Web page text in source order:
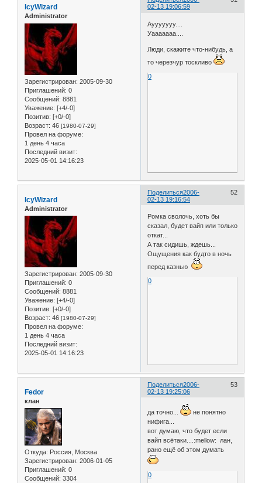
02-13 19:06:59
IcyWizard
Administrator
Зарегистрирован: 2005-09-30
Приглашений: 0
Сообщений: 8881
Уважение: [+4/-0]
Позитив: [+0/-0]
Возраст: 46 [1980-07-29]
Провел на форуме:
1 день 4 часа
Последний визит:
2025-05-01 14:16:23
Аууууууу....
Уааааааа....
Люди, скажите что-нибудь, а
то черезчур тоскливо
0
Поделиться 52
2006-
02-13 19:16:54
IcyWizard
Administrator
Зарегистрирован: 2005-09-30
Приглашений: 0
Сообщений: 8881
Уважение: [+4/-0]
Позитив: [+0/-0]
Возраст: 46 [1980-07-29]
Провел на форуме:
1 день 4 часа
Последний визит:
2025-05-01 14:16:23
Ромка сволочь, хоть бы
сказал, будет вайп или только
откат...
А так сидишь, ждешь...
Ощущения как будто в ночь
перед казнью
0
Поделиться 53
2006-
02-13 19:25:06
Fedor
клан
Откуда: Россия, Москва
Зарегистрирован: 2006-01-05
Приглашений: 0
Сообщений: 3304
да точно...
не понятно
нифига...
вот думаю, что будет если
вайп всётаки....:mellow: лан,
рано ещё об этом думать
0